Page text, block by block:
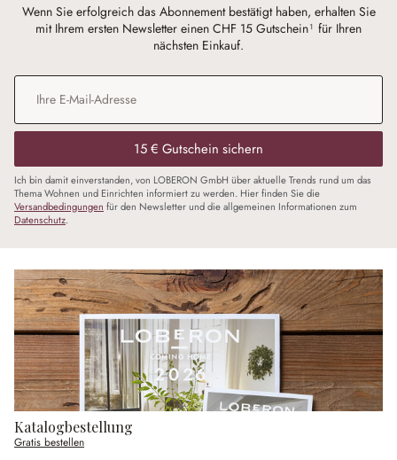
Wenn Sie erfolgreich das Abonnement bestätigt haben, erhalten Sie
mit Ihrem ersten Newsletter einen CHF 15 Gutschein¹ für Ihren
nächsten Einkauf.
E-Mail-Adresse
15 € Gutschein sichern
Ich bin damit einverstanden, von LOBERON GmbH über aktuelle Trends rund um das
Thema Wohnen und Einrichten informiert zu werden. Hier finden Sie die
Versandbedingungen für den Newsletter und die allgemeinen Informationen zum
Datenschutz.
Katalogbestellung
Gratis bestellen